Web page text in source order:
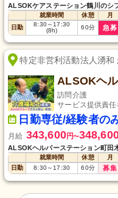
ALSOKケアステーション鶴川のシ
就業時間 休憩 月
日勤
8:30～17:30
(8h)
60分 急募
特定非営利活動法人湧和
ALSOKヘ
訪問介護
サービス提供責任
日勤専従/経験者の
月給 343,600円〜
ALSOKヘルパーステーション町田
就業時間 休憩 月
日勤
8:30～17:30 60分 募集